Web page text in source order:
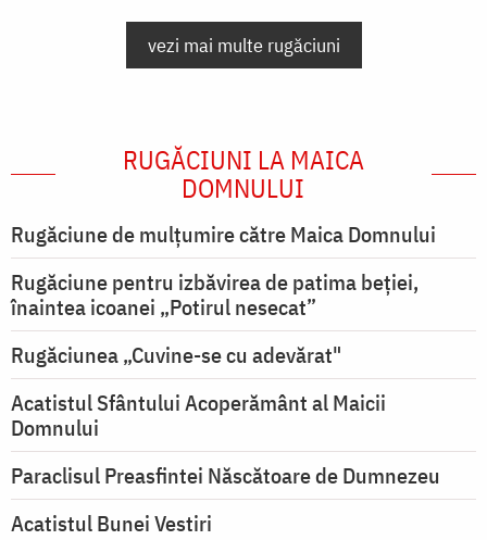
vezi mai multe rugăciuni
RUGĂCIUNI LA MAICA
DOMNULUI
Rugăciune de mulţumire către Maica Domnului
Rugăciune pentru izbăvirea de patima beției,
înaintea icoanei „Potirul nesecat”
Rugăciunea „Cuvine-se cu adevărat"
Acatistul Sfântului Acoperământ al Maicii
Domnului
Paraclisul Preasfintei Născătoare de Dumnezeu
Acatistul Bunei Vestiri